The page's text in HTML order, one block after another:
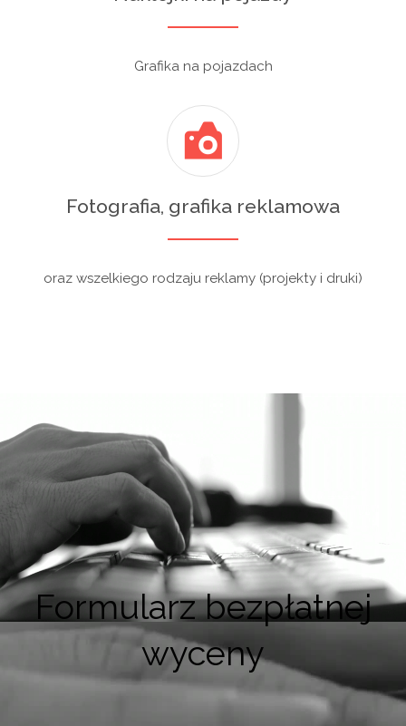
Grafika na pojazdach
Fotografia, grafika reklamowa
oraz wszelkiego rodzaju reklamy (projekty i druki)
Formularz bezpłatnej
wyceny